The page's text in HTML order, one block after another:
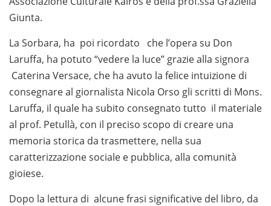
Giunta.
La Sorbara, ha poi ricordato che l’opera su Don
Laruffa, ha potuto “vedere la luce” grazie alla signora
Caterina Versace, che ha avuto la felice intuizione di
consegnare al giornalista Nicola Orso gli scritti di Mons.
Laruffa, il quale ha subito consegnato tutto il materiale
al prof. Petullà, con il preciso scopo di creare una
memoria storica da trasmettere, nella sua
caratterizzazione sociale e pubblica, alla comunità
gioiese.
Dopo la lettura di alcune frasi significative del libro, da